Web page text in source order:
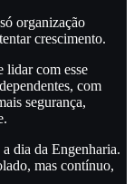
organização
crescimento.
lidar com esse
com
segurança,
dia da Engenharia.
mas contínuo,